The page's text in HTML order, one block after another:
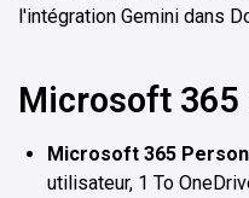
l'intégration Gemini dans
Microsoft
Microsoft 365
utilisateur, 1 To